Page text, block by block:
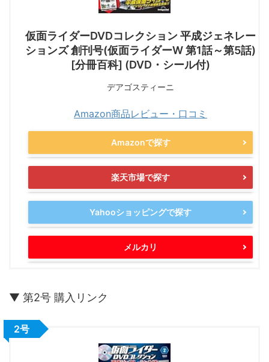
仮面ライダーDVDコレクション 平成ジェネレー
ションズ 創刊号(仮面ライダーW 第1話～第5話)
[分冊百科] (DVD・シール付)
デアゴスティーニ
Amazon商品レビュー・口コミ
Amazonで探す
楽天市場で探す
Yahooショッピングで探す
メルカリ
▼ 第2号 購入リンク
2号